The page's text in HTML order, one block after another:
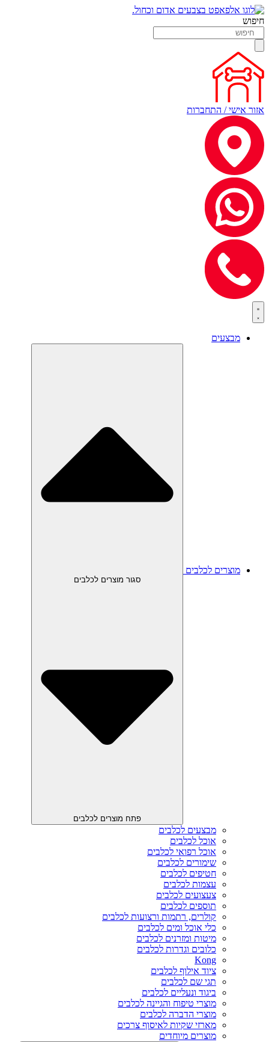
חיפוש
אזור אישי / התחברות
מבצעים
מוצרים לכלבים
סגור מוצרים לכלבים
פתח מוצרים לכלבים
מבצעים לכלבים
אוכל לכלבים
אוכל רפואי לכלבים
שימורים לכלבים
חטיפים לכלבים
עצמות לכלבים
צעצועים לכלבים
תוספים לכלבים
קולרים, רתמות ורצועות לכלבים
כלי אוכל ומים לכלבים
מיטות ומזרנים לכלבים
כלובים וגדרות לכלבים
Kong
ציוד אילוף לכלבים
תגי שם לכלבים
ביגוד ונעליים לכלבים
מוצרי טיפוח והגיינה לכלבים
מוצרי הדברה לכלבים
מארזי שקיות לאיסוף צרכים
מוצרים מיוחדים